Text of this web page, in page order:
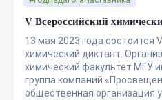
V Всероссийский
13 мая 2023 года состоится
химический диктант.
химический факультет МГУ
группа компаний
общественная организация